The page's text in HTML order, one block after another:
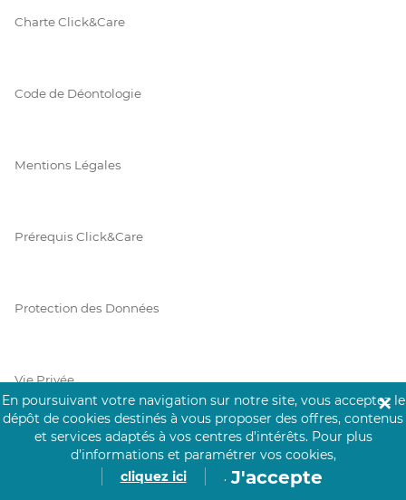
Charte Click&Care
Code de Déontologie
Mentions Légales
Prérequis Click&Care
Protection des Données
Vie Privée
PAIEMENT SÉCURISÉ
En poursuivant votre navigation sur notre site, vous acceptez le
dépôt de cookies destinés à vous proposer des offres, contenus
et services adaptés à vos centres d’intérêts. Pour plus
d’informations et paramétrer vos cookies,
cliquez ici
. J'accepte
✕